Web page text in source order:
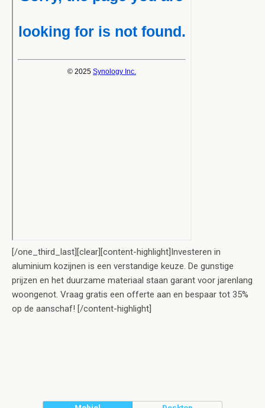
[/one_third_last][clear][content-highlight]Investeren in
aluminium kozijnen is een verstandige keuze. De gunstige
prijzen en het duurzame materiaal staan garant voor jarenlang
woongenot. Vraag gratis een offerte aan en bespaar tot 35%
op de aanschaf! [/content-highlight]